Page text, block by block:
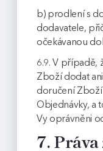
b) prodlení s
dodavatele,
očekávanou
6.9. V případě,
Zboží dodat
doručení
Objednávky, a
Vy oprávněni
7. Práva